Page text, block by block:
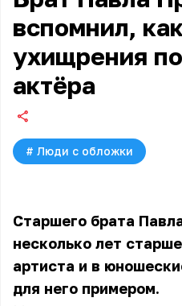
вспомнил,
ухищрения
актёра
# Люди с обложки
Старшего брата
несколько лет
артиста и в
для него примером.